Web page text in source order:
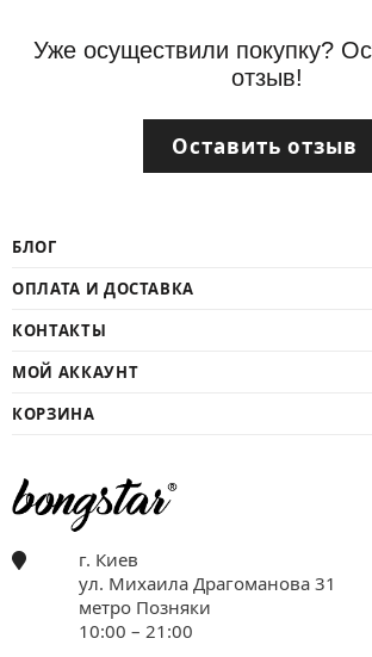
Уже осуществили покупку?
отзыв!
Оставить отзыв
БЛОГ
ОПЛАТА И ДОСТАВКА
КОНТАКТЫ
МОЙ АККАУНТ
КОРЗИНА
г. Киев
ул. Михаила Драгоманова 31
метро Позняки
10:00 – 21:00